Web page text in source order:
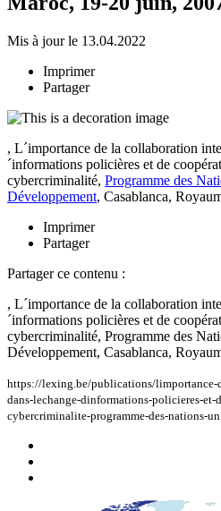
Mis à jour le 13.04.2022
Imprimer
Partager
, L´importance de la collaboration
´informations policières et de
cybercriminalité, Programme des
Développement, Casablanca,
Imprimer
Partager
Partager ce contenu :
, L´importance de la collaboration
´informations policières et de
cybercriminalité, Programme des
Développement, Casablanca,
https://lexing.be/publications/
dans-lechange-dinformations-policieres-
cybercriminalite-programme-des-nations-